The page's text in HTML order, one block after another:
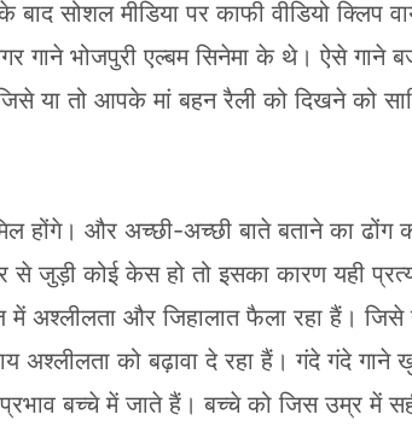
सोशल मीडिया पर काफी वीडियो क्लिप
गाने भोजपुरी एल्बम सिनेमा के थे। ऐसे गाने
या तो आपके मां बहन रैली को दिखने को
होंगे। और अच्छी-अच्छी बाते बताने का
जुड़ी कोई केस हो तो इसका कारण यही
में अश्लीलता और जिहालात फैला रहा हैं।
अश्लीलता को बढ़ावा दे रहा हैं। गंदे गंदे
बच्चे में जाते हैं। बच्चे को जिस उम्र में